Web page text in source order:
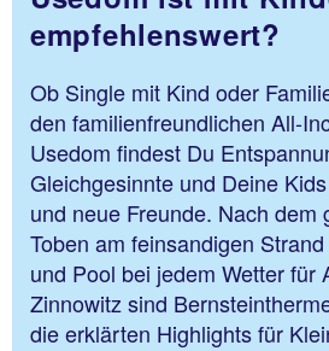
empfehlenswert?
Ob Single mit Kind oder
den familienfreundlichen All-
Usedom findest Du
Gleichgesinnte und Deine
und neue Freunde. Nach dem
Toben am feinsandigen
und Pool bei jedem Wetter für
Zinnowitz sind
die erklärten Highlights für